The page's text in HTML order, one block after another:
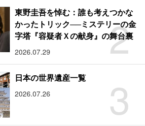
2
東野圭吾を悼む：誰も考えつかな
かったトリック──ミステリーの金
字塔『容疑者Ｘの献身』の舞台裏
2026.07.29
3
日本の世界遺産一覧
2026.07.26